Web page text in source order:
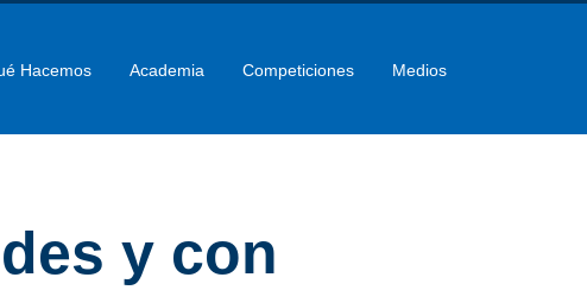
Hacemos Academia Competiciones Medios
y con